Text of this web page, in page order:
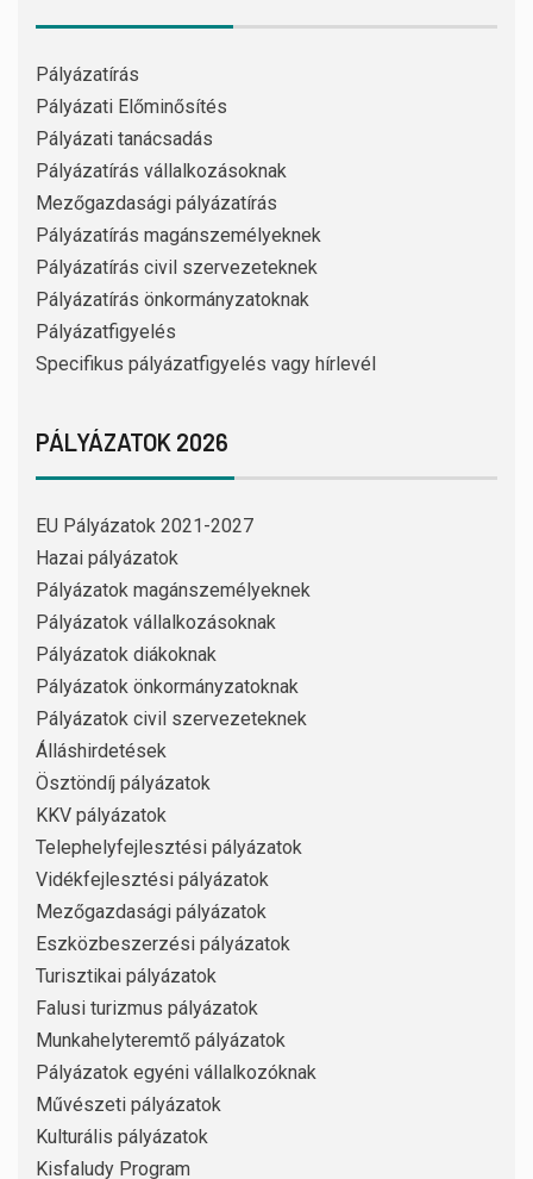
Pályázatírás
Pályázati Előminősítés
Pályázati tanácsadás
Pályázatírás vállalkozásoknak
Mezőgazdasági pályázatírás
Pályázatírás magánszemélyeknek
Pályázatírás civil szervezeteknek
Pályázatírás önkormányzatoknak
Pályázatfigyelés
Specifikus pályázatfigyelés vagy hírlevél
PÁLYÁZATOK 2026
EU Pályázatok 2021-2027
Hazai pályázatok
Pályázatok magánszemélyeknek
Pályázatok vállalkozásoknak
Pályázatok diákoknak
Pályázatok önkormányzatoknak
Pályázatok civil szervezeteknek
Álláshirdetések
Ösztöndíj pályázatok
KKV pályázatok
Telephelyfejlesztési pályázatok
Vidékfejlesztési pályázatok
Mezőgazdasági pályázatok
Eszközbeszerzési pályázatok
Turisztikai pályázatok
Falusi turizmus pályázatok
Munkahelyteremtő pályázatok
Pályázatok egyéni vállalkozóknak
Művészeti pályázatok
Kulturális pályázatok
Kisfaludy Program